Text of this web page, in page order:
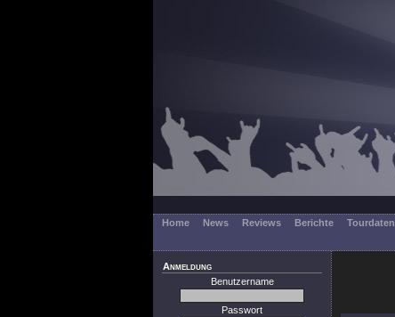
Home News Reviews Berichte
Tourdaten
Anmeldung
Benutzername
Passwort